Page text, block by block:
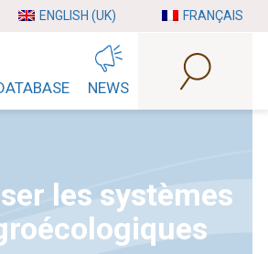
ENGLISH (UK) FRANÇAIS
NEWS
les systèmes